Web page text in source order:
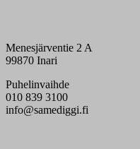
Menesjärventie 2 A
99870 Inari
Puhelinvaihde
010 839 3100
info@samediggi.fi